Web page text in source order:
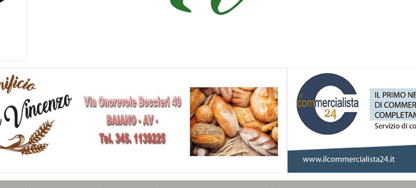
– vandalizzato e destinato al privato EVIDENZA
]
collettiva. Nessuna crescita economica può prescindere dalla tutela della vita umana” CULTURA E
] Casino senza KYC: cosa sono e come funzionano in Italia CULTURA E MANIFESTAZIONI
] SANT’Oggi. Venerdì 29 agosto la chiesa celebra il Martirio di san Giovanni Battista e santa Sabina